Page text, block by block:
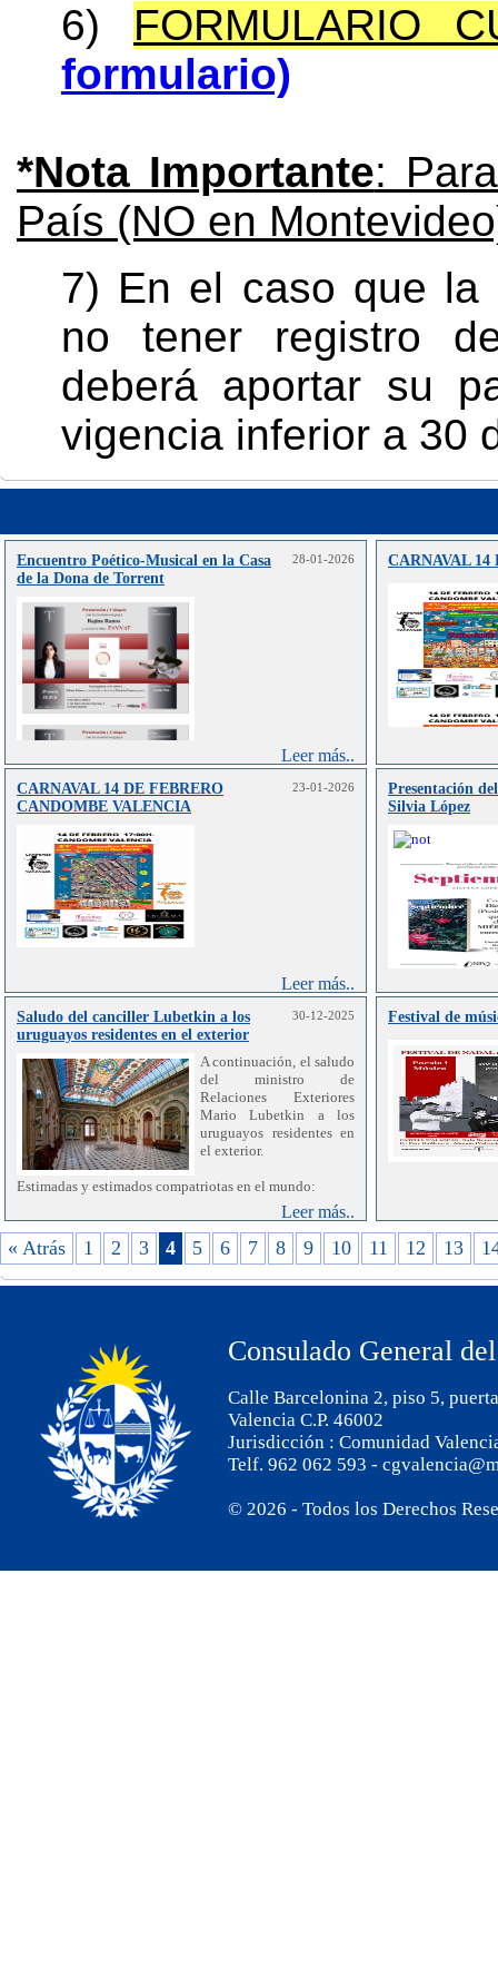
6) FORMULARIO
formulario)
*Nota Importante:
País (NO en
7) En el caso que la
no tener registro
deberá aportar su
vigencia inferior a 30
Encuentro Poético‑Musical en la Casa
de la Dona de Torrent
28-01-2026
Leer más..
CARNAVAL 14
CARNAVAL 14 DE FEBRERO
CANDOMBE VALENCIA
23-01-2026
Leer más..
Presentación
Silvia López
Saludo del canciller Lubetkin a los
uruguayos residentes en el exterior
30-12-2025
A continuación, el saludo
del ministro de
Relaciones Exteriores
Mario Lubetkin a los
uruguayos residentes en
el exterior.
Estimadas y estimados compatriotas en el mundo:
En este tiempo de celebraciones y renovación
desafiante, quiero hacerles llegar un afectuoso saludo en
nombre del Ministerio de Relaciones Exteriores, de
todo el equipo que lo integra y en el mío propio.
aprendizaje y de profundo compromiso con las
uruguayas y uruguayos que residen en el mundo. A lo
largo de este camino, he reafirmado que la distancia no
debilita, sino que fortalece el vínculo con la tierra que
nos identifica y nos une.
Sabemos que estas fechas tienen un significado
especial, particularmente para quienes se encuentran
lejos. Por ello, deseo expresarles el reconocimiento y el
agradecimiento del Estado uruguayo por el permanente
Leer más..
Festival de
« Atrás 1 2 3 4 5 6 7 8 9 10 11 12 13
Consulado General
Calle Barcelonina 2, piso 5,
Valencia C.P. 46002
Jurisdicción : Comunidad
Telf. 962 062 593 -
© 2026 - Todos los Derechos